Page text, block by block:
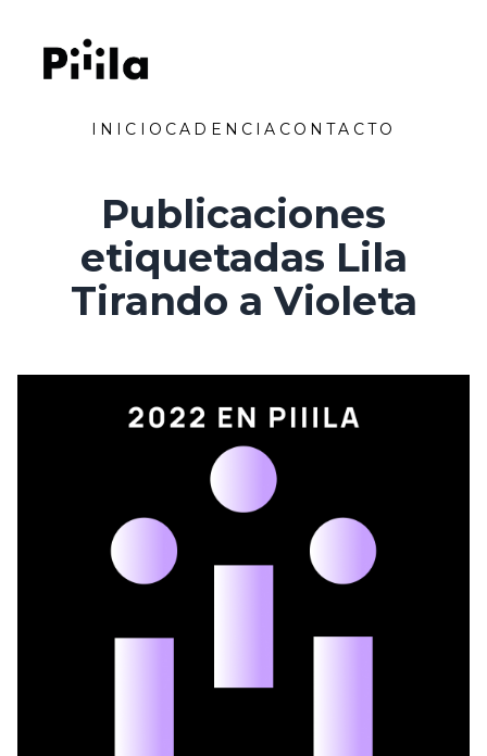
INICIO CADENCIA CONTACTO
Publicaciones
etiquetadas Lila
Tirando a Violeta